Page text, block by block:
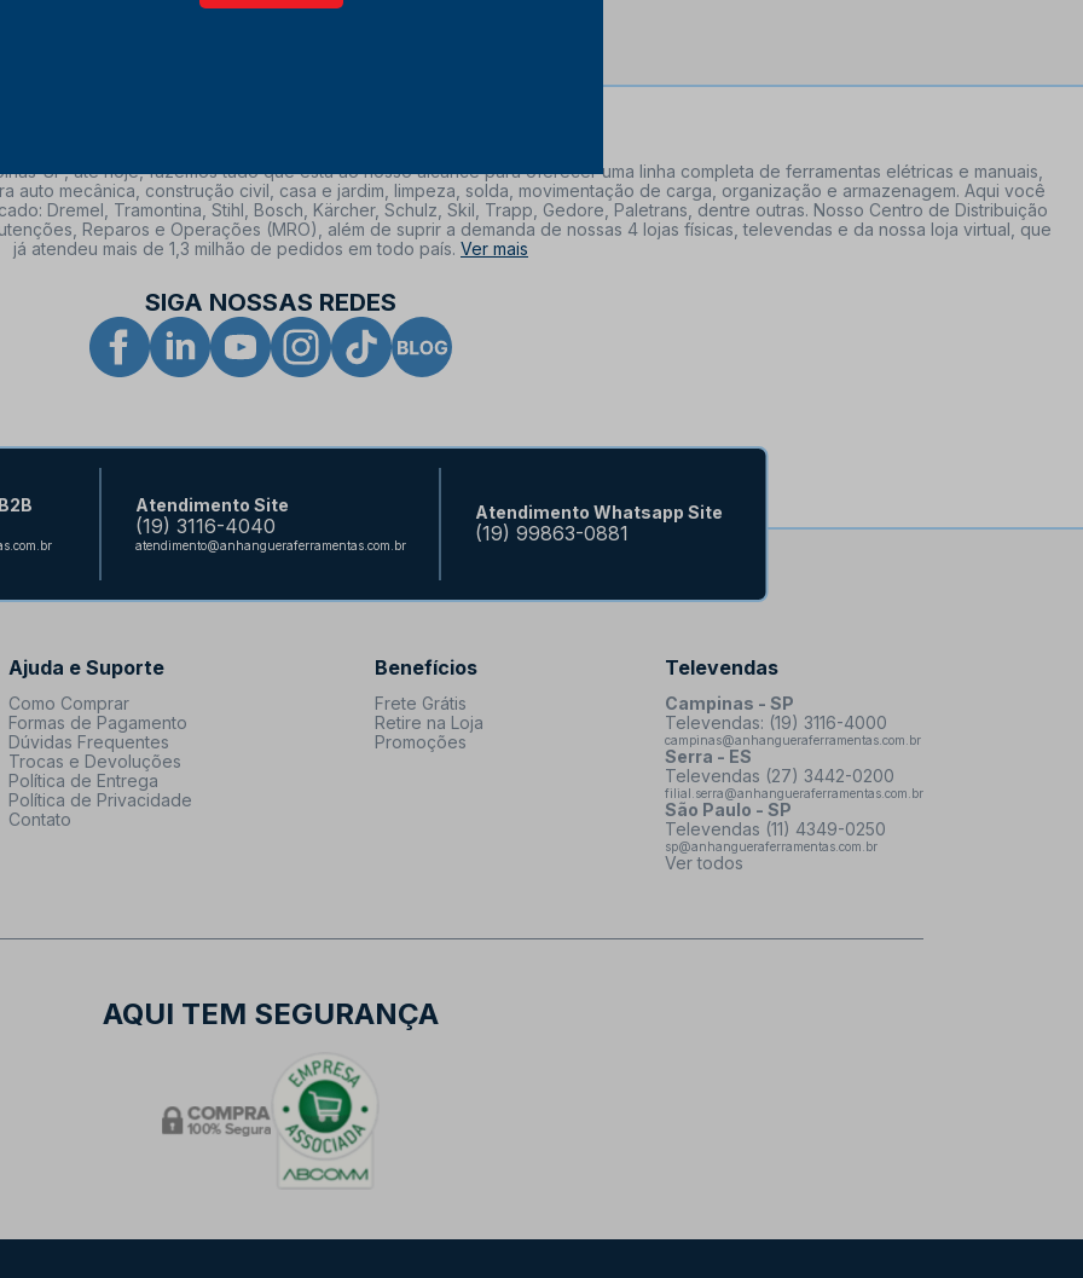
SP, até hoje, fazemos tudo que está ao nosso alcance para oferecer uma linha completa de ferramentas elétricas e manuais,
auto mecânica, construção civil, casa e jardim, limpeza, solda, movimentação de carga, organização e armazenagem. Aqui você
Dremel, Tramontina, Stihl, Bosch, Kärcher, Schulz, Skil, Trapp, Gedore, Paletrans, dentre outras. Nosso Centro de Distribuição
Reparos e Operações (MRO), além de suprir a demanda de nossas 4 lojas físicas, televendas e da nossa loja virtual, que
já atendeu mais de 1,3 milhão de pedidos em todo país. Ver mais
SIGA NOSSAS REDES
Atendimento Site
(19) 3116-4040
atendimento@anhangueraferramentas.com.br
Atendimento Whatsapp Site
(19) 99863-0881
Ajuda e Suporte
Como Comprar
Formas de Pagamento
Dúvidas Frequentes
Trocas e Devoluções
Política de Entrega
Política de Privacidade
Contato
Benefícios
Frete Grátis
Retire na Loja
Promoções
Televendas
Campinas - SP
Televendas: (19) 3116-4000
campinas@anhangueraferramentas.com.br
Serra - ES
Televendas (27) 3442-0200
filial.serra@anhangueraferramentas.com.br
São Paulo - SP
Televendas (11) 4349-0250
sp@anhangueraferramentas.com.br
Ver todos
AQUI TEM SEGURANÇA